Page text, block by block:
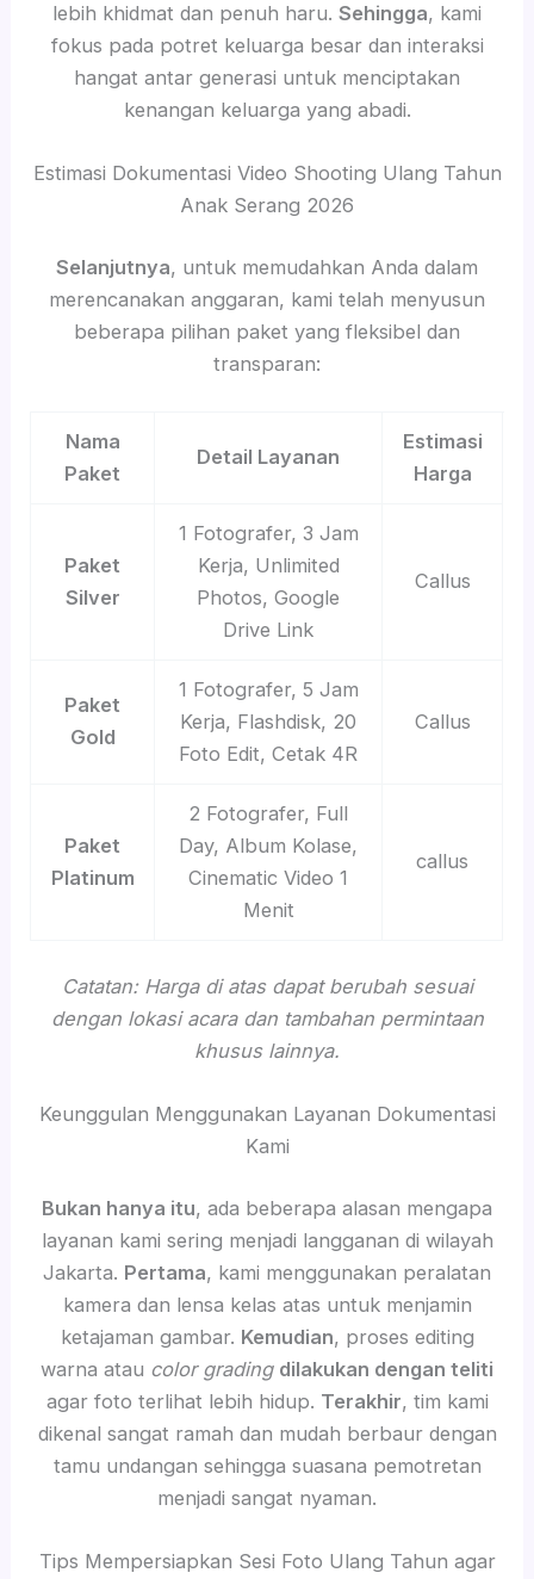
lebih khidmat dan penuh haru. Sehingga, kami
fokus pada potret keluarga besar dan interaksi
hangat antar generasi untuk menciptakan
kenangan keluarga yang abadi.
Estimasi Dokumentasi Video Shooting Ulang Tahun
Anak Serang 2026
Selanjutnya, untuk memudahkan Anda dalam
merencanakan anggaran, kami telah menyusun
beberapa pilihan paket yang fleksibel dan
transparan:
Nama
Paket
Detail Layanan
Estimasi
Harga
Paket
Silver
1 Fotografer, 3 Jam
Kerja, Unlimited
Photos, Google
Drive Link
Callus
Paket
Gold
1 Fotografer, 5 Jam
Kerja, Flashdisk, 20
Foto Edit, Cetak 4R
Callus
Paket
Platinum
2 Fotografer, Full
Day, Album Kolase,
Cinematic Video 1
Menit
callus
Catatan: Harga di atas dapat berubah sesuai
dengan lokasi acara dan tambahan permintaan
khusus lainnya.
Keunggulan Menggunakan Layanan Dokumentasi
Kami
Bukan hanya itu, ada beberapa alasan mengapa
layanan kami sering menjadi langganan di wilayah
Jakarta. Pertama, kami menggunakan peralatan
kamera dan lensa kelas atas untuk menjamin
ketajaman gambar. Kemudian, proses editing
warna atau color grading dilakukan dengan teliti
agar foto terlihat lebih hidup. Terakhir, tim kami
dikenal sangat ramah dan mudah berbaur dengan
tamu undangan sehingga suasana pemotretan
menjadi sangat nyaman.
Tips Mempersiapkan Sesi Foto Ulang Tahun agar